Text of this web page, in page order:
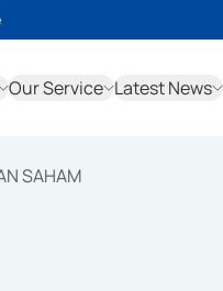
Our Service Latest News
SAHAM